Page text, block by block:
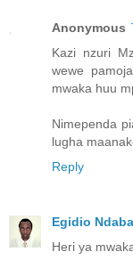
Anonymous
Kazi nzuri
wewe
mwaka huu
Nimependa
lugha
Reply
Egidio
Heri ya